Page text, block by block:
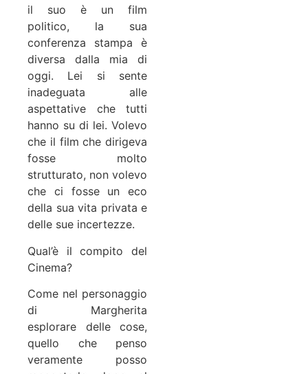
il suo è un film
politico, la sua
conferenza stampa è
diversa dalla mia di
oggi. Lei si sente
inadeguata alle
aspettative che tutti
hanno su di lei. Volevo
che il film che dirigeva
fosse molto
strutturato, non volevo
che ci fosse un eco
della sua vita privata e
delle sue incertezze.
Qual’è il compito del
Cinema?
Come nel personaggio
di Margherita
esplorare delle cose,
quello che penso
veramente posso